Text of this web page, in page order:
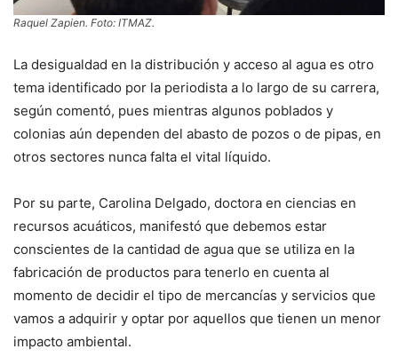
Raquel Zapien. Foto: ITMAZ.
La desigualdad en la distribución y acceso al agua es otro
tema identificado por la periodista a lo largo de su carrera,
según comentó, pues mientras algunos poblados y
colonias aún dependen del abasto de pozos o de pipas, en
otros sectores nunca falta el vital líquido.
Por su parte, Carolina Delgado, doctora en ciencias en
recursos acuáticos, manifestó que debemos estar
conscientes de la cantidad de agua que se utiliza en la
fabricación de productos para tenerlo en cuenta al
momento de decidir el tipo de mercancías y servicios que
vamos a adquirir y optar por aquellos que tienen un menor
impacto ambiental.